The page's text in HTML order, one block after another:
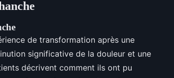
de transformation après une
significative de la douleur et une
décrivent comment ils ont pu